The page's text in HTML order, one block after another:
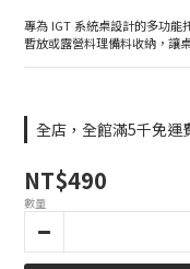
專為 IGT 系統桌設計的多功能
暫放或露營料理備料收納，讓
全店，全館滿5千免運
NT$490
數量